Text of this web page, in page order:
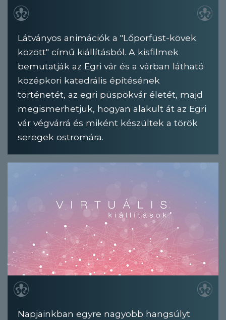
Látványos animációk a "Lőporfüst-kövek
között" című kiállításból. A kisfilmek
bemutatják az Egri vár és a várban látható
középkori katedrális építésének
történetét, az egri püspökvár életét, majd
megismerhetjük, hogyan alakult át az Egri
vár végvárrá és miként készültek a török
seregek ostromára.
Napjainkban egyre nagyobb hangsúlyt